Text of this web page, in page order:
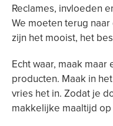
Reclames, invloeden
We moeten terug
zijn het mooist, het
Echt waar, maak
producten. Maak in
vries het in. Zodat je
makkelijke maaltijd